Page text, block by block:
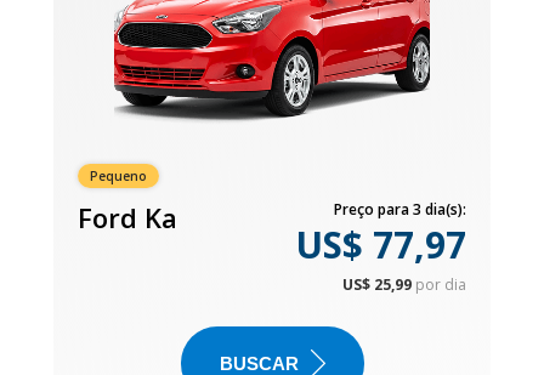
Pequeno
Ford Ka Preço para 3 dia(s):
US$ 77,97
US$ 25,99 por dia
BUSCAR